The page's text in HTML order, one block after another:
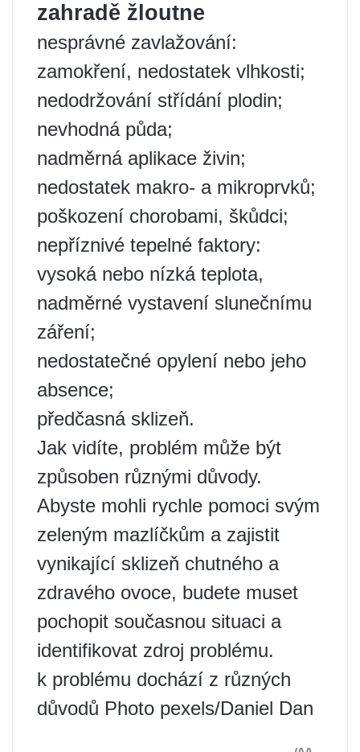
zahradě žloutne
nesprávné zavlažování:
zamokření, nedostatek vlhkosti;
nedodržování střídání plodin;
nevhodná půda;
nadměrná aplikace živin;
nedostatek makro- a mikroprvků;
poškození chorobami, škůdci;
nepříznivé tepelné faktory:
vysoká nebo nízká teplota,
nadměrné vystavení slunečnímu
záření;
nedostatečné opylení nebo jeho
absence;
předčasná sklizeň.
Jak vidíte, problém může být
způsoben různými důvody.
Abyste mohli rychle pomoci svým
zeleným mazlíčkům a zajistit
vynikající sklizeň chutného a
zdravého ovoce, budete muset
pochopit současnou situaci a
identifikovat zdroj problému.
k problému dochází z různých
důvodů Photo pexels/Daniel Dan